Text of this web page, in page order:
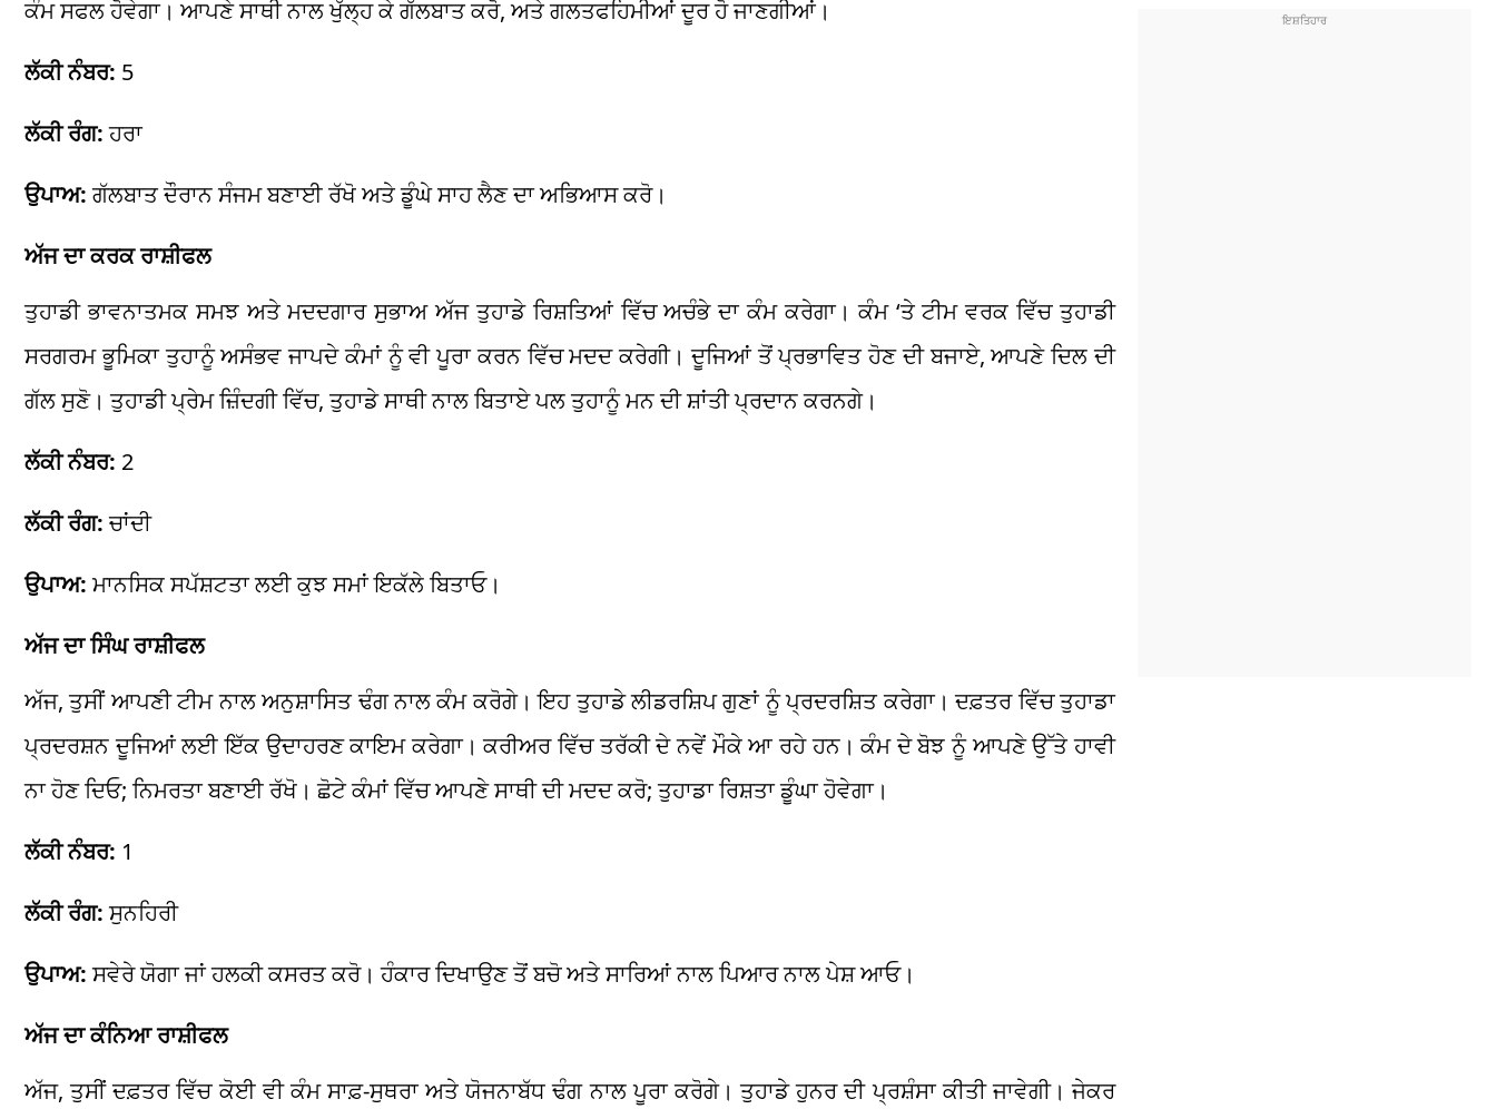
ਕੰਮ ਸਫਲ ਹੋਵੇਗਾ। ਆਪਣੇ ਸਾਥੀ ਨਾਲ ਖੁੱਲ੍ਹ ਕੇ ਗੱਲਬਾਤ ਕਰੋ, ਅਤੇ ਗਲਤਫਹਿਮੀਆਂ ਦੂਰ ਹੋ ਜਾਣਗੀਆਂ।
ਲੱਕੀ ਨੰਬਰ: 5
ਲੱਕੀ ਰੰਗ:ਹਰਾ
ਉਪਾਅ:ਗੱਲਬਾਤ ਦੌਰਾਨ ਸੰਜਮ ਬਣਾਈ ਰੱਖੋ ਅਤੇ ਡੂੰਘੇ ਸਾਹ ਲੈਣ ਦਾ ਅਭਿਆਸ ਕਰੋ।
ਅੱਜ ਦਾ ਕਰਕ ਰਾਸ਼ੀਫਲ
ਤੁਹਾਡੀ ਭਾਵਨਾਤਮਕ ਸਮਝ ਅਤੇ ਮਦਦਗਾਰ ਸੁਭਾਅ ਅੱਜ ਤੁਹਾਡੇ ਰਿਸ਼ਤਿਆਂ ਵਿੱਚ ਅਚੰਭੇ ਦਾ ਕੰਮ ਕਰੇਗਾ। ਕੰਮ ‘ਤੇ ਟੀਮ ਵਰਕ ਵਿੱਚ ਤੁਹਾਡੀ
ਸਰਗਰਮ ਭੂਮਿਕਾ ਤੁਹਾਨੂੰ ਅਸੰਭਵ ਜਾਪਦੇ ਕੰਮਾਂ ਨੂੰ ਵੀ ਪੂਰਾ ਕਰਨ ਵਿੱਚ ਮਦਦ ਕਰੇਗੀ। ਦੂਜਿਆਂ ਤੋਂ ਪ੍ਰਭਾਵਿਤ ਹੋਣ ਦੀ ਬਜਾਏ, ਆਪਣੇ ਦਿਲ ਦੀ
ਗੱਲ ਸੁਣੋ। ਤੁਹਾਡੀ ਪ੍ਰੇਮ ਜ਼ਿੰਦਗੀ ਵਿੱਚ, ਤੁਹਾਡੇ ਸਾਥੀ ਨਾਲ ਬਿਤਾਏ ਪਲ ਤੁਹਾਨੂੰ ਮਨ ਦੀ ਸ਼ਾਂਤੀ ਪ੍ਰਦਾਨ ਕਰਨਗੇ।
ਲੱਕੀ ਨੰਬਰ: 2
ਲੱਕੀ ਰੰਗ:ਚਾਂਦੀ
ਉਪਾਅ:ਮਾਨਸਿਕ ਸਪੱਸ਼ਟਤਾ ਲਈ ਕੁਝ ਸਮਾਂ ਇਕੱਲੇ ਬਿਤਾਓ।
ਅੱਜ ਦਾ ਸਿੰਘ ਰਾਸ਼ੀਫਲ
ਅੱਜ, ਤੁਸੀਂ ਆਪਣੀ ਟੀਮ ਨਾਲ ਅਨੁਸ਼ਾਸਿਤ ਢੰਗ ਨਾਲ ਕੰਮ ਕਰੋਗੇ। ਇਹ ਤੁਹਾਡੇ ਲੀਡਰਸ਼ਿਪ ਗੁਣਾਂ ਨੂੰ ਪ੍ਰਦਰਸ਼ਿਤ ਕਰੇਗਾ। ਦਫ਼ਤਰ ਵਿੱਚ ਤੁਹਾਡਾ
ਪ੍ਰਦਰਸ਼ਨ ਦੂਜਿਆਂ ਲਈ ਇੱਕ ਉਦਾਹਰਣ ਕਾਇਮ ਕਰੇਗਾ। ਕਰੀਅਰ ਵਿੱਚ ਤਰੱਕੀ ਦੇ ਨਵੇਂ ਮੌਕੇ ਆ ਰਹੇ ਹਨ। ਕੰਮ ਦੇ ਬੋਝ ਨੂੰ ਆਪਣੇ ਉੱਤੇ ਹਾਵੀ
ਨਾ ਹੋਣ ਦਿਓ; ਨਿਮਰਤਾ ਬਣਾਈ ਰੱਖੋ। ਛੋਟੇ ਕੰਮਾਂ ਵਿੱਚ ਆਪਣੇ ਸਾਥੀ ਦੀ ਮਦਦ ਕਰੋ; ਤੁਹਾਡਾ ਰਿਸ਼ਤਾ ਡੂੰਘਾ ਹੋਵੇਗਾ।
ਲੱਕੀ ਨੰਬਰ: 1
ਲੱਕੀ ਰੰਗ:ਸੁਨਹਿਰੀ
ਉਪਾਅ:ਸਵੇਰੇ ਯੋਗਾ ਜਾਂ ਹਲਕੀ ਕਸਰਤ ਕਰੋ। ਹੰਕਾਰ ਦਿਖਾਉਣ ਤੋਂ ਬਚੋ ਅਤੇ ਸਾਰਿਆਂ ਨਾਲ ਪਿਆਰ ਨਾਲ ਪੇਸ਼ ਆਓ।
ਅੱਜ ਦਾ ਕੰਨਿਆ ਰਾਸ਼ੀਫਲ
ਅੱਜ, ਤੁਸੀਂ ਦਫ਼ਤਰ ਵਿੱਚ ਕੋਈ ਵੀ ਕੰਮ ਸਾਫ਼-ਸੁਥਰਾ ਅਤੇ ਯੋਜਨਾਬੱਧ ਢੰਗ ਨਾਲ ਪੂਰਾ ਕਰੋਗੇ। ਤੁਹਾਡੇ ਹੁਨਰ ਦੀ ਪ੍ਰਸ਼ੰਸਾ ਕੀਤੀ ਜਾਵੇਗੀ। ਜੇਕਰ